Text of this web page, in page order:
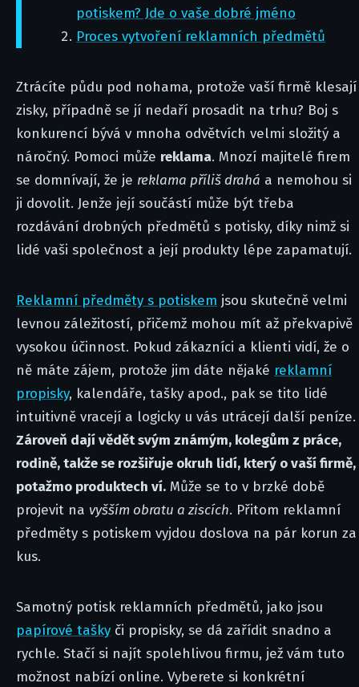
potiskem? Jde o vaše dobré jméno
Proces vytvoření reklamních předmětů
Ztrácíte půdu pod nohama, protože vaší firmě klesají
zisky, případně se jí nedaří prosadit na trhu? Boj s
konkurencí bývá v mnoha odvětvích velmi složitý a
náročný. Pomoci může reklama. Mnozí majitelé firem
se domnívají, že je reklama příliš drahá a nemohou si
ji dovolit. Jenže její součástí může být třeba
rozdávání drobných předmětů s potisky, díky nimž si
lidé vaši společnost a její produkty lépe zapamatují.
Reklamní předměty s potiskem jsou skutečně velmi
levnou záležitostí, přičemž mohou mít až překvapivě
vysokou účinnost. Pokud zákazníci a klienti vidí, že o
ně máte zájem, protože jim dáte nějaké reklamní
propisky, kalendáře, tašky apod., pak se tito lidé
intuitivně vracejí a logicky u vás utrácejí další peníze.
Zároveň dají vědět svým známým, kolegům z práce,
rodině, takže se rozšiřuje okruh lidí, který o vaší firmě,
potažmo produktech ví. Může se to v brzké době
projevit na vyšším obratu a ziscích. Přitom reklamní
předměty s potiskem vyjdou doslova na pár korun za
kus.
Samotný potisk reklamních předmětů, jako jsou
papírové tašky či propisky, se dá zařídit snadno a
rychle. Stačí si najít spolehlivou firmu, jež vám tuto
možnost nabízí online. Vyberete si konkrétní